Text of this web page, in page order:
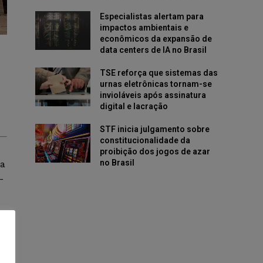
Especialistas alertam para
impactos ambientais e
econômicos da expansão de
data centers de IA no Brasil
TSE reforça que sistemas das
urnas eletrônicas tornam-se
invioláveis após assinatura
digital e lacração
STF inicia julgamento sobre
constitucionalidade da
proibição dos jogos de azar
no Brasil